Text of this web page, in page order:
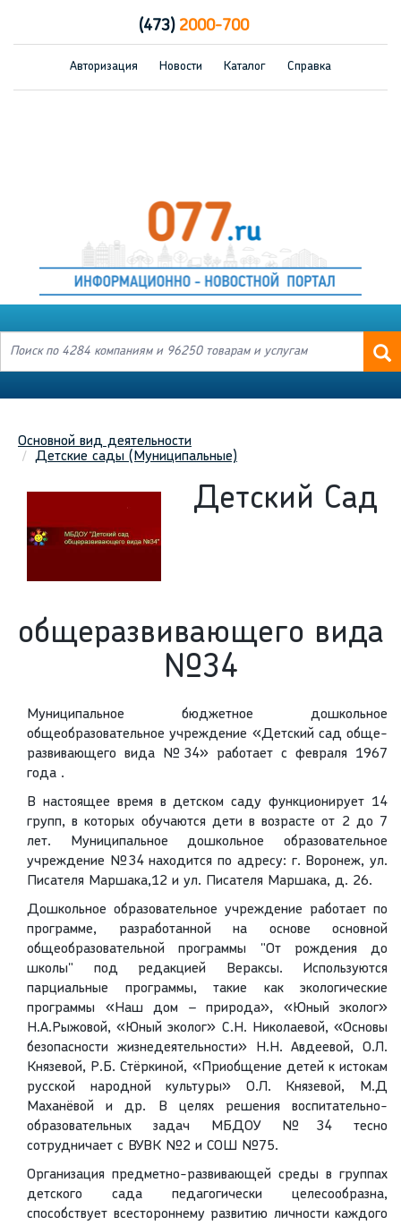
(473)2000-700
Авторизация Новости Каталог Справка
Основной вид деятельности
Детские сады (Муниципальные)
Детский Сад
общеразвивающего вида
№34
Муниципальное бюджетное дошкольное
общеобразовательное учреждение «Детский сад обще-
развивающего вида №34» работает с февраля 1967
года .
В настоящее время в детском саду функционирует 14
групп, в которых обучаются дети в возрасте от 2 до 7
лет. Муниципальное дошкольное образовательное
учреждение №34 находится по адресу: г. Воронеж, ул.
Писателя Маршака,12 и ул. Писателя Маршака, д. 26.
Дошкольное образовательное учреждение работает по
программе, разработанной на основе основной
общеобразовательной программы "От рождения до
школы" под редакцией Вераксы. Используются
парциальные программы, такие как экологические
программы «Наш дом – природа», «Юный эколог»
Н.А.Рыжовой, «Юный эколог» С.Н. Николаевой, «Основы
безопасности жизнедеятельности» Н.Н. Авдеевой, О.Л.
Князевой, Р.Б. Стёркиной, «Приобщение детей к истокам
русской народной культуры» О.Л. Князевой, М.Д
Маханёвой и др. В целях решения воспитательно-
образовательных задач МБДОУ №34 тесно
сотрудничает с ВУВК №2 и СОШ №75.
Организация предметно-развивающей среды в группах
детского сада педагогически целесообразна,
способствует всестороннему развитию личности каждого